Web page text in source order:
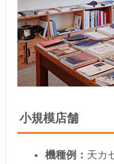
小規模店舗
機種例： 天カ